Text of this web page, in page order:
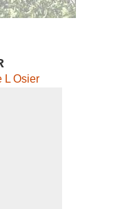
L Osier